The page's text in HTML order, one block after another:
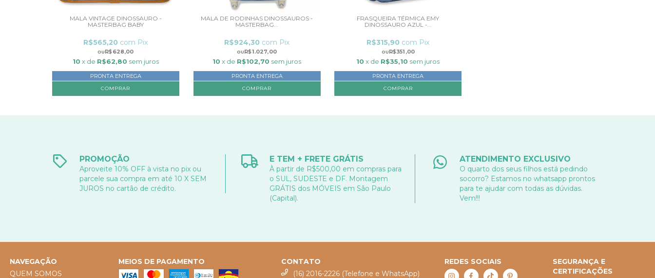
MALA VINTAGE DINOSSAURO -
MASTERBAG BABY
R$628,00
R$565,20 com Pix
10 x de R$62,80 sem juros
PRONTA ENTREGA
MALA DE RODINHAS DINOSSAUROS -
MASTERBAG...
R$1.027,00
R$924,30 com Pix
10 x de R$102,70 sem juros
PRONTA ENTREGA
FRASQUEIRA TÉRMICA EMY
DINOSSAURO AZUL -...
R$351,00
R$315,90 com Pix
10 x de R$35,10 sem juros
PRONTA ENTREGA
PROMOÇÃO
Aproveite 10% OFF à vista no pix ou
parcele sua compra em até 10 X SEM
JUROS no cartão de crédito.
E TEM + FRETE GRÁTIS
À partir de R$500,00 em compras para
o SUL, SUDESTE e DF. Montagem
GRÁTIS dos MÓVEIS em São Paulo
(Capital).
ATENDIMENTO EXCLUSIVO
O quarto dos seus filhos está pedindo
socorro? Estamos no whatsapp prontos
para te ajudar com todas as dúvidas.
Vem!!!
NAVEGAÇÃO
QUEM SOMOS
MEIOS DE PAGAMENTO
CONTATO
(16) 2016-2226 (Telefone e WhatsApp)
REDES SOCIAIS
SEGURANÇA E
CERTIFICAÇÕES